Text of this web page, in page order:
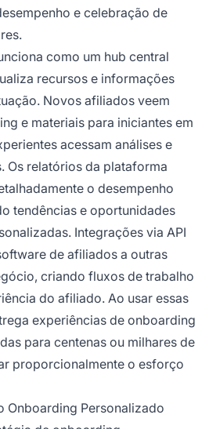
e celebração de
como um hub central
recursos e informações
Novos afiliados veem
e materiais para iniciantes em
acessam análises e
Os relatórios da plataforma
o desempenho
tendências e oportunidades
Integrações via API
de afiliados a outras
criando fluxos de trabalho
do afiliado. Ao usar essas
experiências de onboarding
para centenas ou milhares de
proporcionalmente o esforço
Onboarding Personalizado